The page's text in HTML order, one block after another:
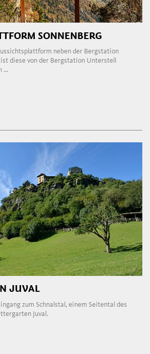
SONNENBERG
neben der Bergstation
diese von der Bergstation Unterstell
...
JUVAL
zum Schnalstal, einem Seitental des
Juval.